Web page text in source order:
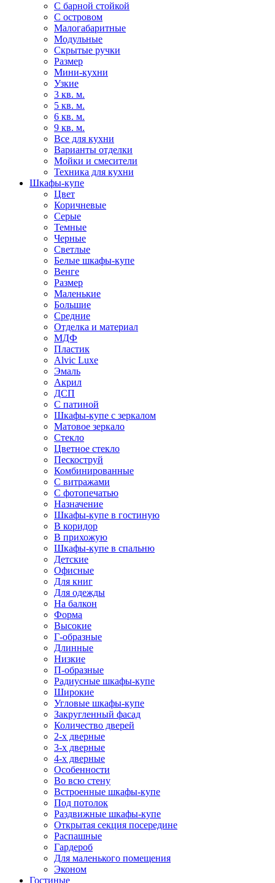
С барной стойкой
С островом
Малогабаритные
Модульные
Скрытые ручки
Размер
Мини-кухни
Узкие
3 кв. м.
5 кв. м.
6 кв. м.
9 кв. м.
Все для кухни
Варианты отделки
Мойки и смесители
Техника для кухни
Шкафы-купе
Цвет
Коричневые
Серые
Темные
Черные
Светлые
Белые шкафы-купе
Венге
Размер
Маленькие
Большие
Средние
Отделка и материал
МДФ
Пластик
Alvic Luxe
Эмаль
Акрил
ДСП
С патиной
Шкафы-купе с зеркалом
Матовое зеркало
Стекло
Цветное стекло
Пескоструй
Комбинированные
С витражами
С фотопечатью
Назначение
Шкафы-купе в гостиную
В коридор
В прихожую
Шкафы-купе в спальню
Детские
Офисные
Для книг
Для одежды
На балкон
Форма
Высокие
Г-образные
Длинные
Низкие
П-образные
Радиусные шкафы-купе
Широкие
Угловые шкафы-купе
Закругленный фасад
Количество дверей
2-х дверные
3-х дверные
4-х дверные
Особенности
Во всю стену
Встроенные шкафы-купе
Под потолок
Раздвижные шкафы-купе
Открытая секция посередине
Распашные
Гардероб
Для маленького помещения
Эконом
Гостиные